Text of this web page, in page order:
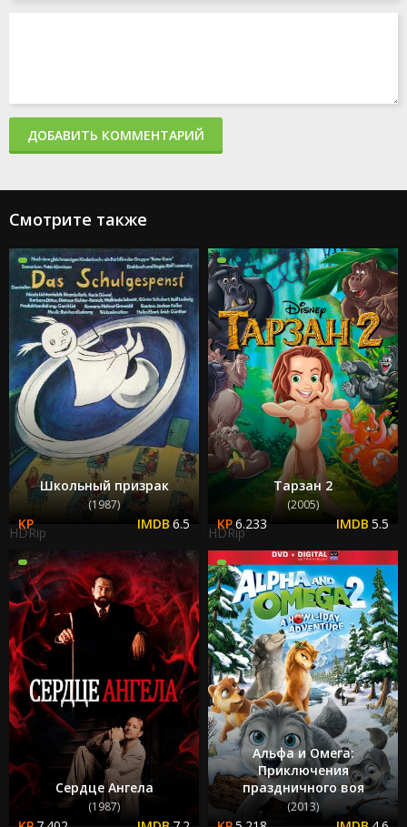
ДОБАВИТЬ КОММЕНТАРИЙ
Смотрите также
Школьный призрак
(1987)
6.5
HDRip
Тарзан 2
(2005)
6.233 5.5
HDRip
Сердце Ангела
(1987)
Альфа и Омега:
Приключения
праздничного воя
(2013)